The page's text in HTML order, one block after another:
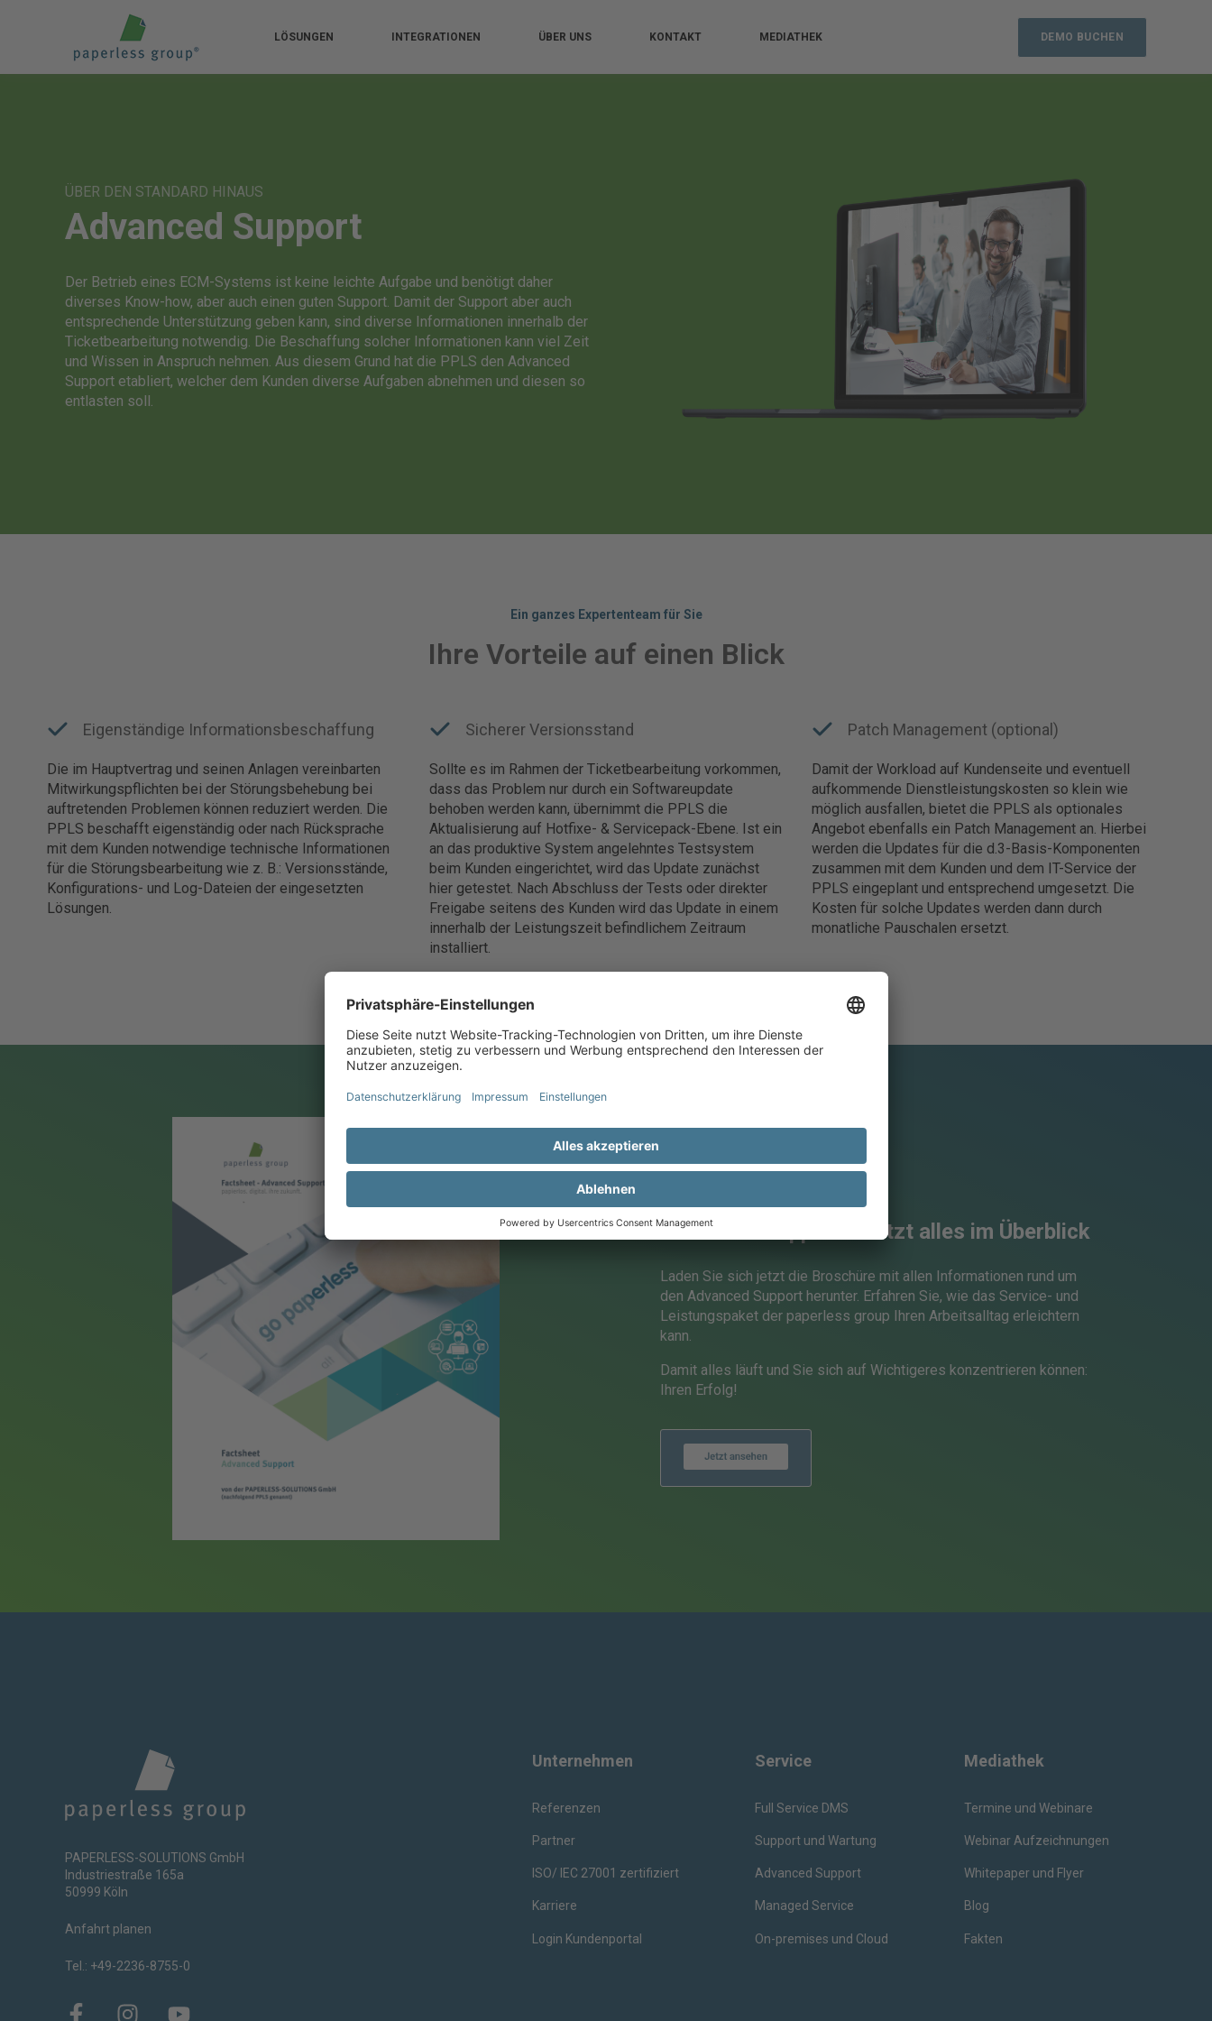
LÖSUNGEN INTEGRATIONEN ÜBER UNS KONTAKT MEDIATHEK DEMO BUCHEN
ÜBER DEN STANDARD HINAUS
Advanced Support
Der Betrieb eines ECM-Systems ist keine leichte Aufgabe und benötigt daher
diverses Know-how, aber auch einen guten Support. Damit der Support aber auch
entsprechende Unterstützung geben kann, sind diverse Informationen innerhalb der
Ticketbearbeitung notwendig. Die Beschaffung solcher Informationen kann viel Zeit
und Wissen in Anspruch nehmen. Aus diesem Grund hat die PPLS den Advanced
Support etabliert, welcher dem Kunden diverse Aufgaben abnehmen und diesen so
entlasten soll.
Ein ganzes Expertenteam für Sie
Ihre Vorteile auf einen Blick
Eigenständige Informationsbeschaffung
Die im Hauptvertrag und seinen Anlagen vereinbarten
Mitwirkungspflichten bei der Störungsbehebung bei
auftretenden Problemen können reduziert werden. Die
PPLS beschafft eigenständig oder nach Rücksprache
mit dem Kunden notwendige technische Informationen
für die Störungsbearbeitung wie z. B.: Versionsstände,
Konfigurations- und Log-Dateien der eingesetzten
Lösungen.
Sicherer Versionsstand
Sollte es im Rahmen der Ticketbearbeitung vorkommen,
dass das Problem nur durch ein Softwareupdate
behoben werden kann, übernimmt die PPLS die
Aktualisierung auf Hotfixe- & Servicepack-Ebene. Ist ein
an das produktive System angelehntes Testsystem
beim Kunden eingerichtet, wird das Update zunächst
hier getestet. Nach Abschluss der Tests oder direkter
Freigabe seitens des Kunden wird das Update in einem
innerhalb der Leistungszeit befindlichem Zeitraum
installiert.
Patch Management (optional)
Damit der Workload auf Kundenseite und eventuell
aufkommende Dienstleistungskosten so klein wie
möglich ausfallen, bietet die PPLS als optionales
Angebot ebenfalls ein Patch Management an. Hierbei
werden die Updates für die d.3-Basis-Komponenten
zusammen mit dem Kunden und dem IT-Service der
PPLS eingeplant und entsprechend umgesetzt. Die
Kosten für solche Updates werden dann durch
monatliche Pauschalen ersetzt.
Advanced Support - Jetzt alles im Überblick
Laden Sie sich jetzt die Broschüre mit allen Informationen rund um
den Advanced Support herunter. Erfahren Sie, wie das Service- und
Leistungspaket der paperless group Ihren Arbeitsalltag erleichtern
kann.
Damit alles läuft und Sie sich auf Wichtigeres konzentrieren können:
Ihren Erfolg!
PAPERLESS-SOLUTIONS GmbH
Industriestraße 165a
50999 Köln
Anfahrt planen
Tel.: +49-2236-8755-0
Unternehmen
Referenzen
Partner
ISO/ IEC 27001 zertifiziert
Karriere
Login Kundenportal
Service
Full Service DMS
Support und Wartung
Advanced Support
Managed Service
On-premises und Cloud
Mediathek
Termine und Webinare
Webinar Aufzeichnungen
Whitepaper und Flyer
Blog
Fakten